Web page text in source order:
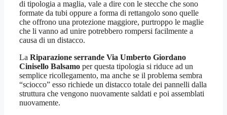
di tipologia a maglia, vale a dire con le stecche che sono
formate da tubi oppure a forma di rettangolo sono quelle
che offrono una protezione maggiore, purtroppo le maglie
che li vanno ad unire potrebbero rompersi facilmente a
causa di un distacco.
La Riparazione serrande Via Umberto Giordano
Cinisello Balsamo per questa tipologia si riduce ad un
semplice ricollegamento, ma anche se il problema sembra
“sciocco” esso richiede un distacco totale dei pannelli dalla
struttura che vengono nuovamente saldati e poi assemblati
nuovamente.